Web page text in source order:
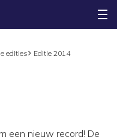
edities Editie 2014
een nieuw record! De